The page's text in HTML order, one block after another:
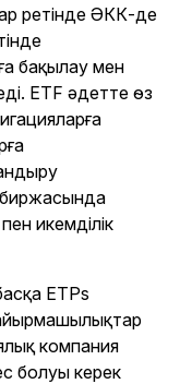
ретінде ӘКК-де
бақылау мен
ETF әдетте өз
икемділік
ETPs
компания
болуы керек